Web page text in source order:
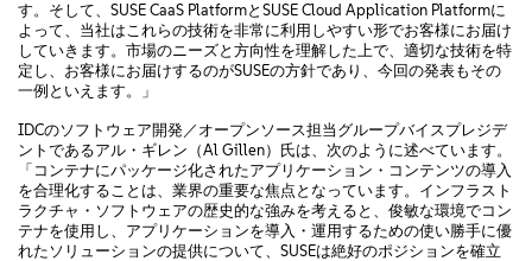
す。そして、SUSE CaaS PlatformとSUSE Cloud Application Platformに
よって、当社はこれらの技術を非常に利用しやすい形でお客様にお届け
していきます。市場のニーズと方向性を理解した上で、適切な技術を特
定し、お客様にお届けするのがSUSEの方針であり、今回の発表もその
一例といえます。」
IDCのソフトウェア開発／オープンソース担当グループバイスプレジデ
ントであるアル・ギレン（Al Gillen）氏は、次のように述べています。
「コンテナにパッケージ化されたアプリケーション・コンテンツの導入
を合理化することは、業界の重要な焦点となっています。インフラスト
ラクチャ・ソフトウェアの歴史的な強みを考えると、俊敏な環境でコン
テナを使用し、アプリケーションを導入・運用するための使い勝手に優
れたソリューションの提供について、SUSEは絶好のポジションを確立